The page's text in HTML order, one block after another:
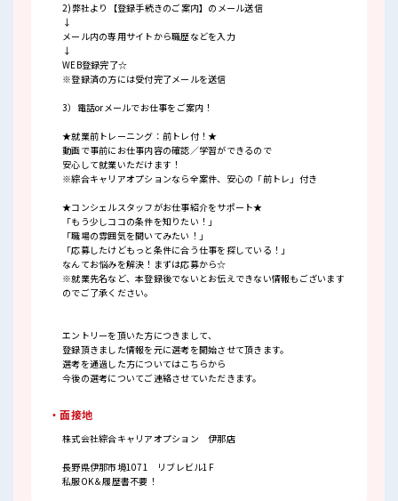
2)弊社より【登録手続きのご案内】のメール送信
↓
メール内の専用サイトから職歴などを入力
↓
WEB登録完了☆
※登録済の方には受付完了メールを送信
3）電話orメールでお仕事をご案内！
★就業前トレーニング：前トレ付！★
動画で事前にお仕事内容の確認／学習ができるので
安心して就業いただけます！
※綜合キャリアオプションなら全案件、安心の「前トレ」付き
★コンシェルスタッフがお仕事紹介をサポート★
「もう少しココの条件を知りたい！」
「職場の雰囲気を聞いてみたい！」
「応募したけどもっと条件に合う仕事を探している！」
なんてお悩みを解決！まずは応募から☆
※就業先名など、本登録後でないとお伝えできない情報もございます
のでご了承ください。
エントリーを頂いた方につきまして、
登録頂きました情報を元に選考を開始させて頂きます。
選考を通過した方についてはこちらから
今後の選考についてご連絡させていただきます。
・面接地
株式会社綜合キャリアオプション 伊那店
長野県伊那市境1071 リブレビル1F
私服OK＆履歴書不要！